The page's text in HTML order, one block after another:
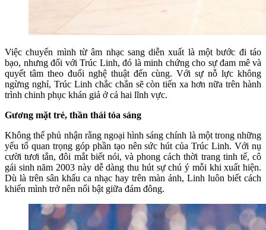
Việc chuyển mình từ âm nhạc sang diễn xuất là một bước đi táo
bạo, nhưng đối với Trúc Linh, đó là minh chứng cho sự đam mê và
quyết tâm theo đuổi nghệ thuật đến cùng. Với sự nỗ lực không
ngừng nghỉ, Trúc Linh chắc chắn sẽ còn tiến xa hơn nữa trên hành
trình chinh phục khán giả ở cả hai lĩnh vực.
Gương mặt trẻ, thần thái tỏa sáng
Không thể phủ nhận rằng ngoại hình sáng chính là một trong những
yếu tố quan trọng góp phần tạo nên sức hút của Trúc Linh. Với nụ
cười tươi tắn, đôi mắt biết nói, và phong cách thời trang tinh tế, cô
gái sinh năm 2003 này dễ dàng thu hút sự chú ý mỗi khi xuất hiện.
Dù là trên sân khấu ca nhạc hay trên màn ảnh, Linh luôn biết cách
khiến mình trở nên nổi bật giữa đám đông.